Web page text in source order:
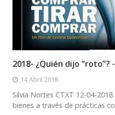
2018- ¿Quién dijo “roto”?
14 Abril 2018
Silvia Nortes CTXT 12-04-
bienes a través de prácticas